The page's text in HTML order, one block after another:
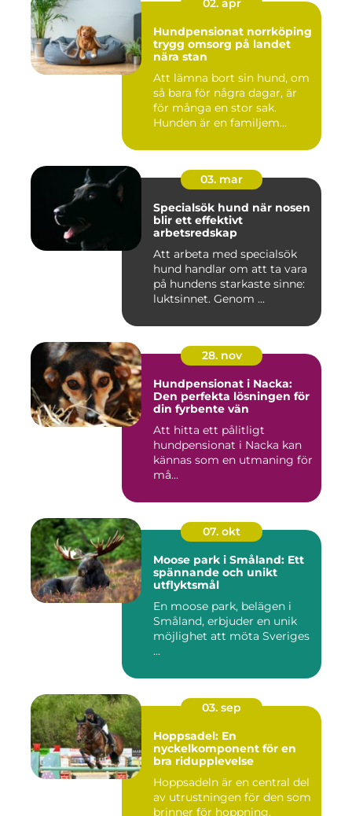
Hundpensionat norrköping
trygg omsorg på landet
nära stan
Att lämna bort sin hund, om
så bara för några dagar, är
för många en stor sak.
Hunden är en familjem...
03. mar
Specialsök hund när nosen
blir ett effektivt
arbetsredskap
Att arbeta med specialsök
hund handlar om att ta vara
på hundens starkaste sinne:
luktsinnet. Genom ...
28. nov
Hundpensionat i Nacka:
Den perfekta lösningen för
din fyrbente vän
Att hitta ett pålitligt
hundpensionat i Nacka kan
kännas som en utmaning för
må...
07. okt
Moose park i Småland: Ett
spännande och unikt
utflyktsmål
En moose park, belägen i
Småland, erbjuder en unik
möjlighet att möta Sveriges
...
03. sep
Hoppsadel: En
nyckelkomponent för en
bra ridupplevelse
Hoppsadeln är en central del
av utrustningen för den som
brinner för hoppning.